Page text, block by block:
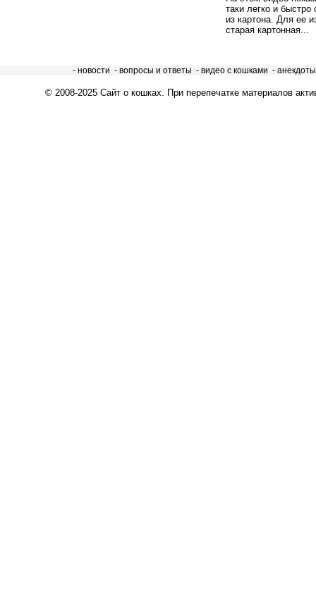
таки легко и быстро
из картона. Для ее
старая картонная...
- новости - вопросы и ответы - видео с кошками -
© 2008-2025 Сайт о кошках. При перепечатке материалов